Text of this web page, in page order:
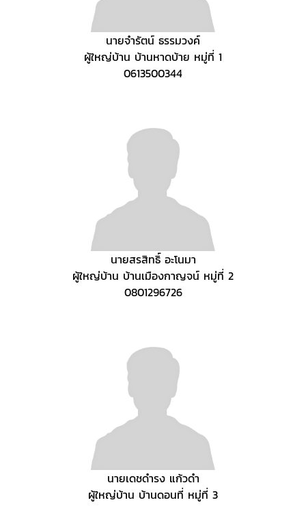
นายจำรัตน์ ธรรมวงค์
ผู้ใหญ่บ้าน บ้านหาดบ้าย หมู่ที่ 1
0613500344
นายสรสิทธิ์ อะโนมา
ผู้ใหญ่บ้าน บ้านเมืองกาญจน์ หมู่ที่ 2
0801296726
นายเดชดำรง แก้วดำ
ผู้ใหญ่บ้าน บ้านดอนที่ หมู่ที่ 3